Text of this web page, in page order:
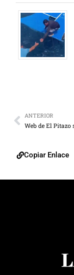
ANTERIOR
Copiar Enlace